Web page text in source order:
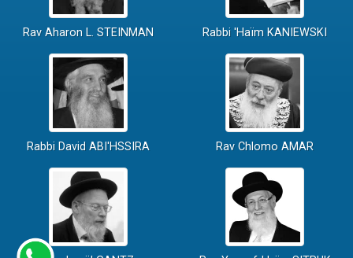
Rav Aharon L. STEINMAN Rabbi 'Haïm KANIEWSKI
Rabbi David ABI'HSSIRA Rav Chlomo AMAR